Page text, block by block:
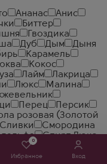
0
Избранное Вход
Ананас
Анис
Биттер
Гвоздика
Дуб Дым
Дыня
Карамель
Кокос
Лайм
Лакрица
Люкс
Малина
Перец
Персик
розовая (Золотой
Сливки
Смородина
Спирт Люкс
Фундук
Хмель
Цветы Чай
Чеcнок